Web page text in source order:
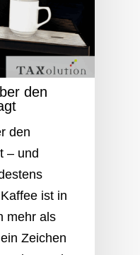
den
den
– und
ist in
mehr als
Zeichen